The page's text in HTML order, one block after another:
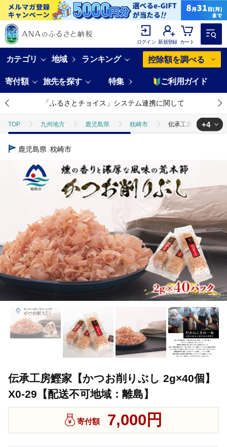
ログイン 新規登録 カート
カテゴリ 地域 ランキング 控除額を調べる
寄付額 旅先を探す 特集 ご利用ガイド
「ふるさとチョイス」システム連携に関して
TOP 九州地方 鹿児島県 枕崎市 伝承工房鰹家【かつ
TOP
伝承工房鰹家【かつお削りぶし 2g×40
加工食品 乾物 ほかの乾物 伝承工房鰹家【かつ
伝承工房鰹家【かつお削り
+4
鹿児島県 枕崎市
伝承工房鰹家【かつお削りぶし 2g×40個】
X0-29【配送不可地域：離島】
寄付額 7,000円